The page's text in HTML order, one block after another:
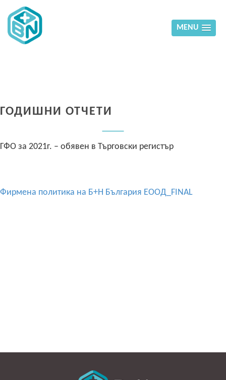
MENU
ГОДИШНИ ОТЧЕТИ
ГФО за 2021г. – обявен в Търговски регистър
Фирмена политика на Б+Н България ЕООД_FINAL